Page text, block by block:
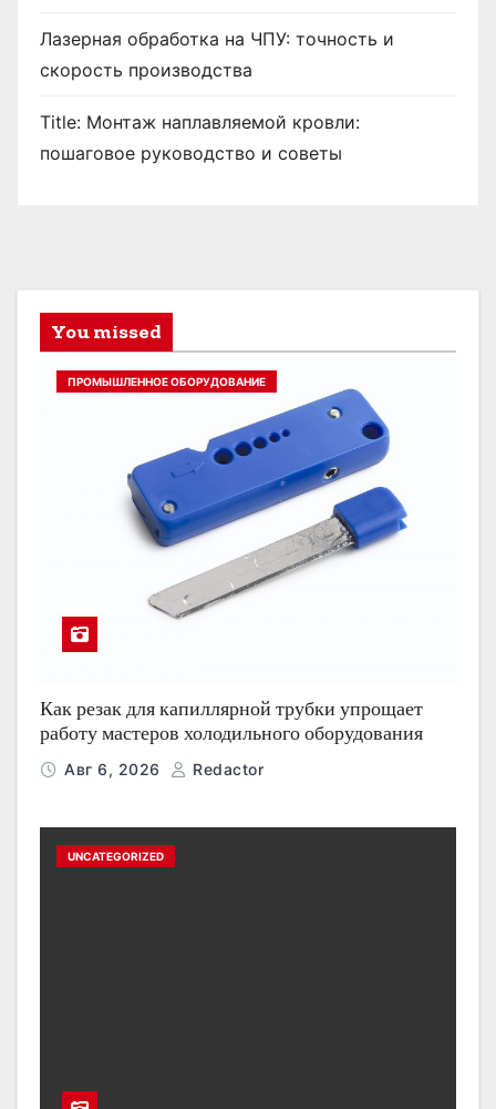
Лазерная обработка на ЧПУ: точность и
скорость производства
Title: Монтаж наплавляемой кровли:
пошаговое руководство и советы
You missed
ПРОМЫШЛЕННОЕ ОБОРУДОВАНИЕ
Как резак для капиллярной трубки упрощает
работу мастеров холодильного оборудования
Авг 6, 2026 Redactor
UNCATEGORIZED